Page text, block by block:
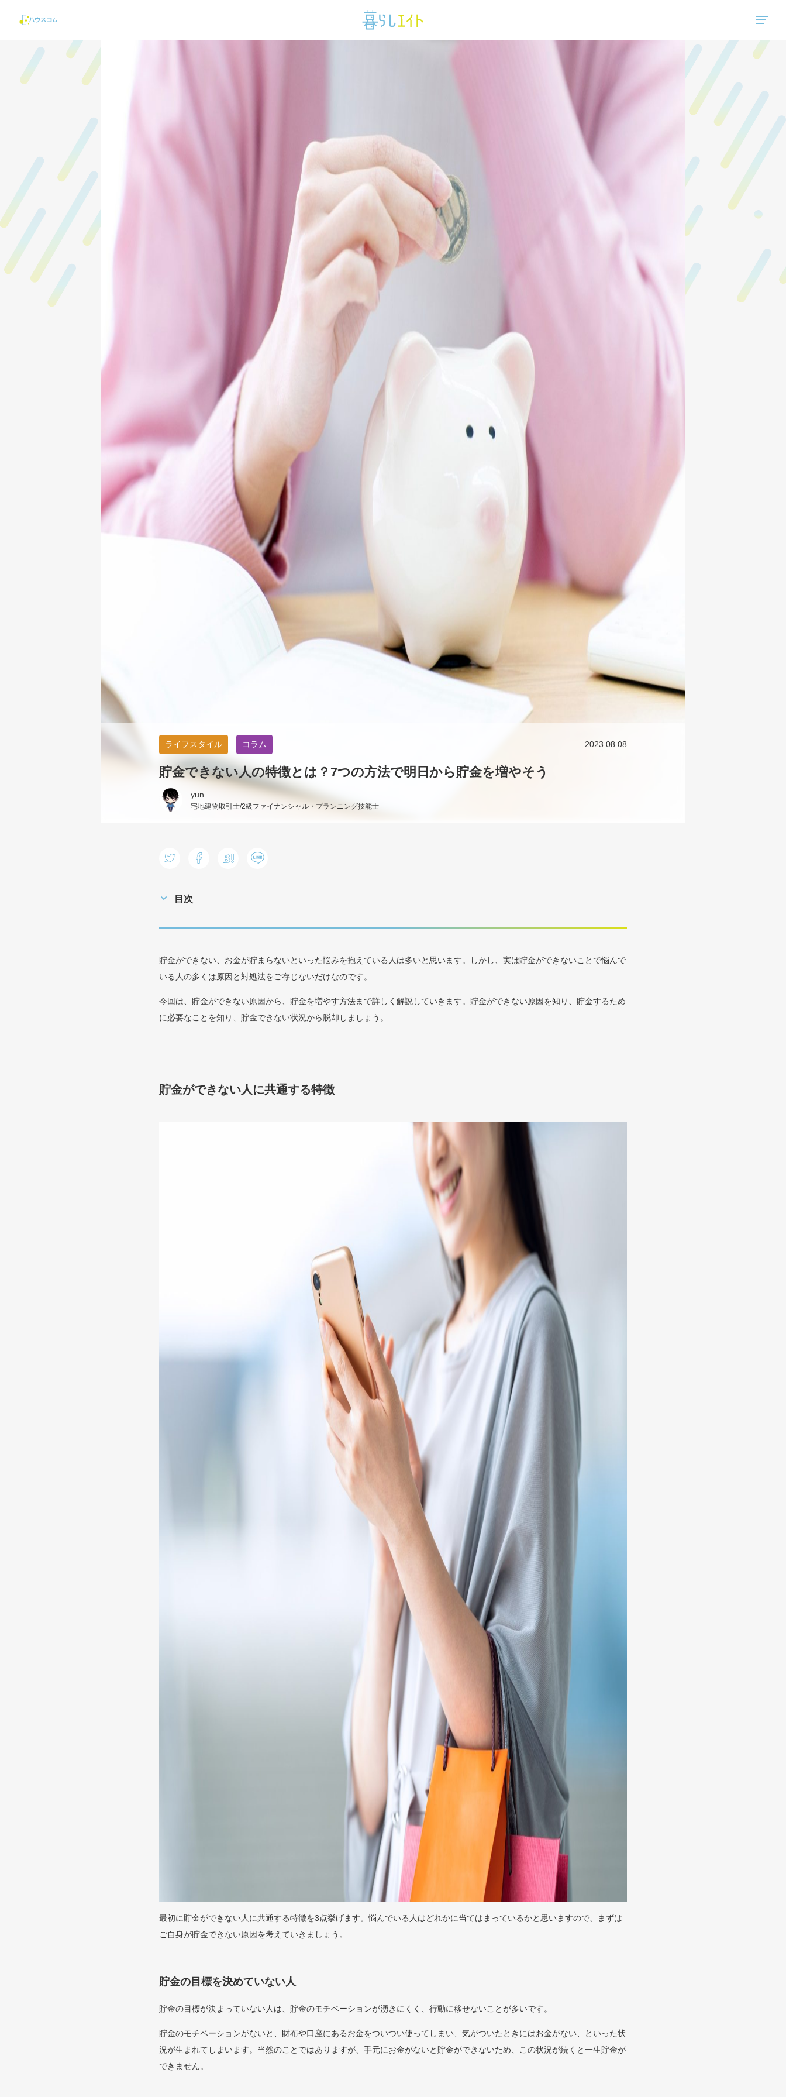
2023.08.08
ライフスタイル コラム
貯金できない人の特徴とは？7つの方法で明日から貯金を増やそう
yun
宅地建物取引士/2級ファイナンシャル・プランニング技能士
目次
貯金ができない、お金が貯まらないといった悩みを抱えている人は多いと思います。しかし、実は貯金ができないことで悩んで
いる人の多くは原因と対処法をご存じないだけなのです。
今回は、貯金ができない原因から、貯金を増やす方法まで詳しく解説していきます。貯金ができない原因を知り、貯金するため
に必要なことを知り、貯金できない状況から脱却しましょう。
貯金ができない人に共通する特徴
最初に貯金ができない人に共通する特徴を3点挙げます。悩んでいる人はどれかに当てはまっているかと思いますので、まずは
ご自身が貯金できない原因を考えていきましょう。
貯金の目標を決めていない人
貯金の目標が決まっていない人は、貯金のモチベーションが湧きにくく、行動に移せないことが多いです。
貯金のモチベーションがないと、財布や口座にあるお金をついつい使ってしまい、気がついたときにはお金がない、といった状
況が生まれてしまいます。当然のことではありますが、手元にお金がないと貯金ができないため、この状況が続くと一生貯金が
できません。